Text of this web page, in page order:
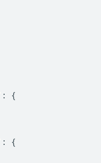
:
{
:
{